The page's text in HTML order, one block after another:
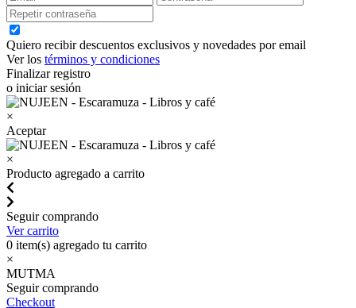
Quiero recibir descuentos exclusivos y novedades por email
Ver los términos y condiciones
Finalizar registro
o iniciar sesión
×
Aceptar
×
Producto agregado a carrito
Seguir comprando
Ver carrito
0 item(s) agregado tu carrito
×
MUTMA
Seguir comprando
Checkout